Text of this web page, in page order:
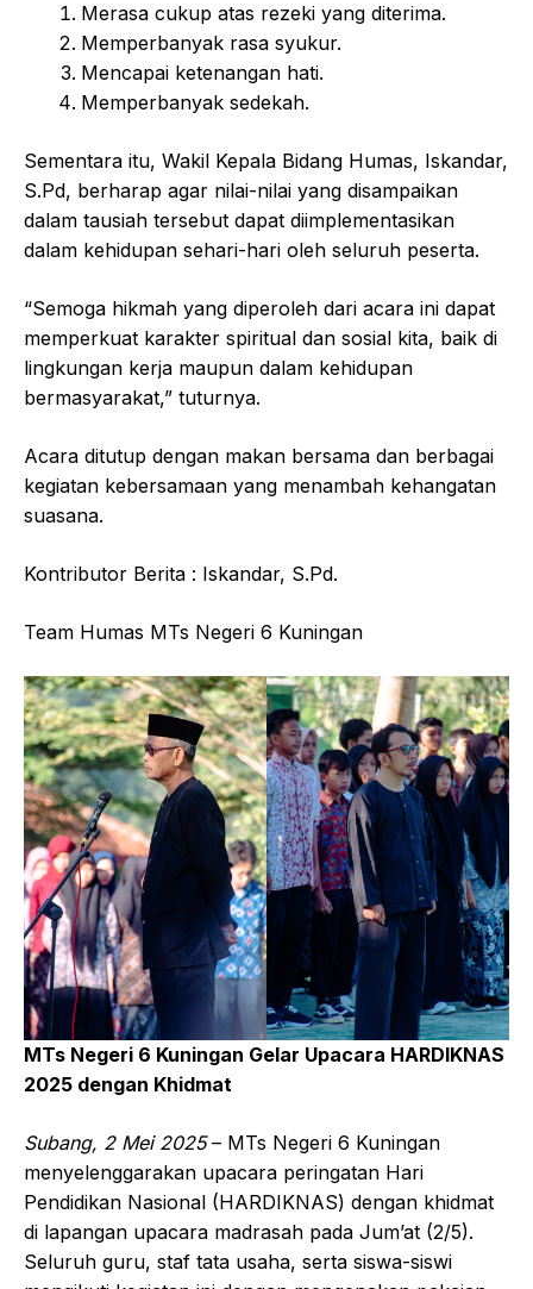
Merasa cukup atas rezeki yang diterima.
Memperbanyak rasa syukur.
Mencapai ketenangan hati.
Memperbanyak sedekah.
Sementara itu, Wakil Kepala Bidang Humas, Iskandar,
S.Pd, berharap agar nilai-nilai yang disampaikan
dalam tausiah tersebut dapat diimplementasikan
dalam kehidupan sehari-hari oleh seluruh peserta.
“Semoga hikmah yang diperoleh dari acara ini dapat
memperkuat karakter spiritual dan sosial kita, baik di
lingkungan kerja maupun dalam kehidupan
bermasyarakat,” tuturnya.
Acara ditutup dengan makan bersama dan berbagai
kegiatan kebersamaan yang menambah kehangatan
suasana.
Kontributor Berita : Iskandar, S.Pd.
Team Humas MTs Negeri 6 Kuningan
MTs Negeri 6 Kuningan Gelar Upacara HARDIKNAS
2025 dengan Khidmat
Subang, 2 Mei 2025– MTs Negeri 6 Kuningan
menyelenggarakan upacara peringatan Hari
Pendidikan Nasional (HARDIKNAS) dengan khidmat
di lapangan upacara madrasah pada Jum’at (2/5).
Seluruh guru, staf tata usaha, serta siswa-siswi